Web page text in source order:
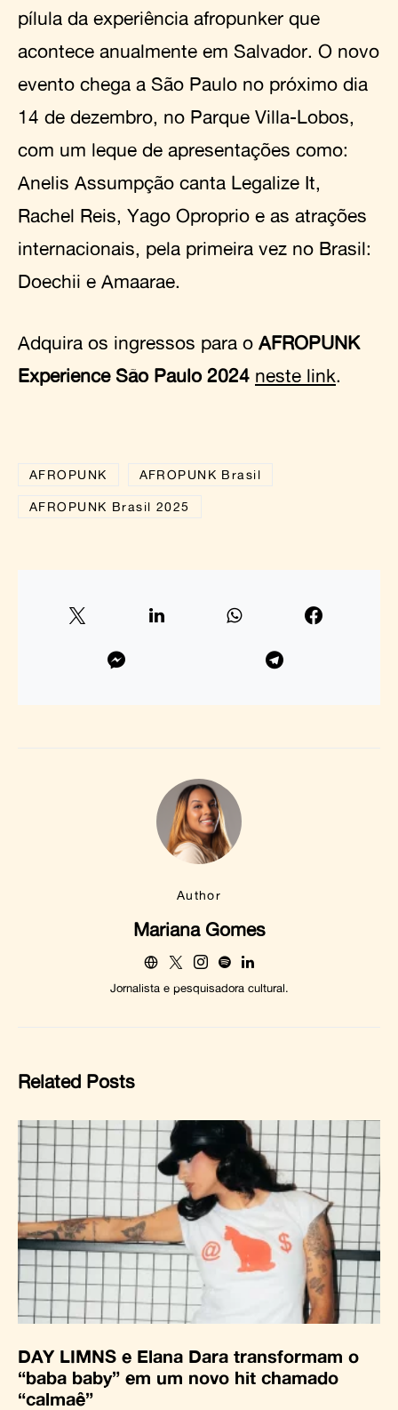
pílula da experiência afropunker que
acontece anualmente em Salvador. O novo
evento chega a São Paulo no próximo dia
14 de dezembro, no Parque Villa-Lobos,
com um leque de apresentações como:
Anelis Assumpção canta Legalize It,
Rachel Reis, Yago Oproprio e as atrações
internacionais, pela primeira vez no Brasil:
Doechii e Amaarae.
Adquira os ingressos para o AFROPUNK
Experience São Paulo 2024 neste link.
AFROPUNK AFROPUNK Brasil
AFROPUNK Brasil 2025
Author
Mariana Gomes
Jornalista e pesquisadora cultural.
Related Posts
DAY LIMNS e Elana Dara transformam o
“baba baby” em um novo hit chamado
“calmaê”